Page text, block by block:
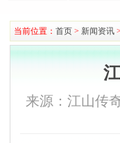
当前位置： 首页 > 新闻资讯
来源：江山传